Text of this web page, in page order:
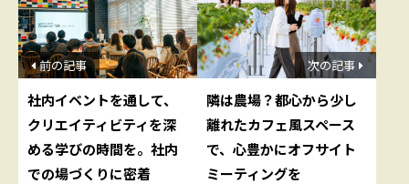
前の記事
社内イベントを通して、
クリエイティビティを深
める学びの時間を。社内
での場づくりに密着
次の記事
隣は農場？都心から少し
離れたカフェ風スペース
で、心豊かにオフサイト
ミーティングを